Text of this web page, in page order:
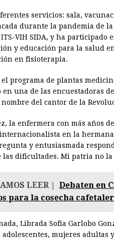
servicios: sala,
durante la pandemia de la
VIH SIDA, y ha participado
y educación para la salud
en fisioterapia.
programa de plantas
en una de las encuestadoras
del cantor de la
la enfermera con más años
en la
y entusiasmada
las dificultades. Mi patria no la
LEER |
Debaten en
para la cosecha
Librada Sofía Garlobo
mujeres adultas